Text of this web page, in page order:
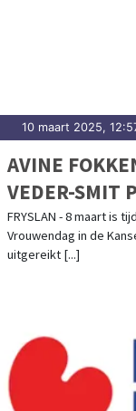
10 maart 2025,
AVINE
VEDER-SMIT
FRYSLAN - 8 maart is
Vrouwendag in de
uitgereikt [...]